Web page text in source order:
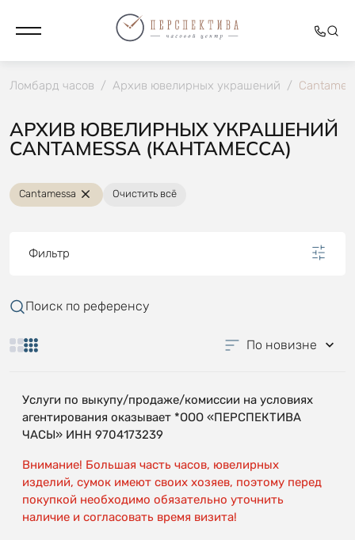
Ломбард часов / Архив ювелирных украшений /
АРХИВ ЮВЕЛИРНЫХ УКРАШЕНИЙ
CANTAMESSA (КАНТАМЕССА)
Cantamessa Очистить всё
Фильтр
Поиск по референсу
По новизне
Услуги по выкупу/продаже/комиссии на условиях
агентирования оказывает *ООО «ПЕРСПЕКТИВА
ЧАСЫ» ИНН 9704173239
Внимание! Большая часть часов, ювелирных
изделий, сумок имеют своих хозяев, поэтому перед
покупкой необходимо обязательно уточнить
наличие и согласовать время визита!